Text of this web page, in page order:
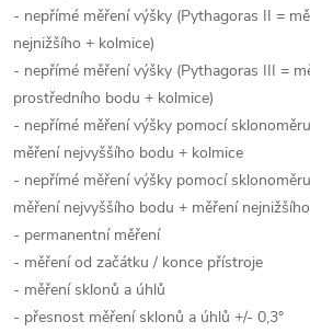
- nepřímé měření výšky (Pythagoras II =
nejnižšího + kolmice)
- nepřímé měření výšky (Pythagoras III =
prostředního bodu + kolmice)
- nepřímé měření výšky pomocí
měření nejvyššího bodu + kolmice
- nepřímé měření výšky pomocí
měření nejvyššího bodu + měření
- permanentní měření
- měření od začátku / konce přístroje
- měření sklonů a úhlů
- přesnost měření sklonů a úhlů +/- 0,3°